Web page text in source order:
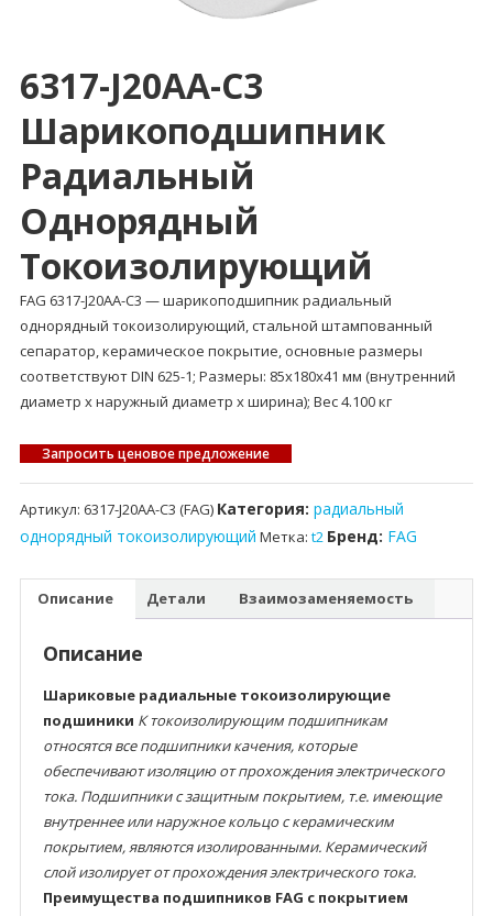
6317-J20AA-C3
Шарикоподшипник
Радиальный
Однорядный
Токоизолирующий
FAG 6317-J20AA-C3 — шарикоподшипник радиальный
однорядный токоизолирующий, стальной штампованный
сепаратор, керамическое покрытие, основные размеры
соответствуют DIN 625-1; Размеры: 85x180x41 мм (внутренний
диаметр x наружный диаметр x ширина); Вес 4.100 кг
Запросить ценовое предложение
Артикул: 6317-J20AA-C3 (FAG) Категория: радиальный
однорядный токоизолирующий Метка: t2 Бренд: FAG
Описание Детали Взаимозаменяемость
Описание
Шариковые радиальные токоизолирующие
подшиники К токоизолирующим подшипникам
относятся все подшипники качения, которые
обеспечивают изоляцию от прохождения электрического
тока. Подшипники с защитным покрытием, т.е. имеющие
внутреннее или наружное кольцо с керамическим
покрытием, являются изолированными. Керамический
слой изолирует от прохождения электрического тока.
Преимущества подшипников FAG с покрытием